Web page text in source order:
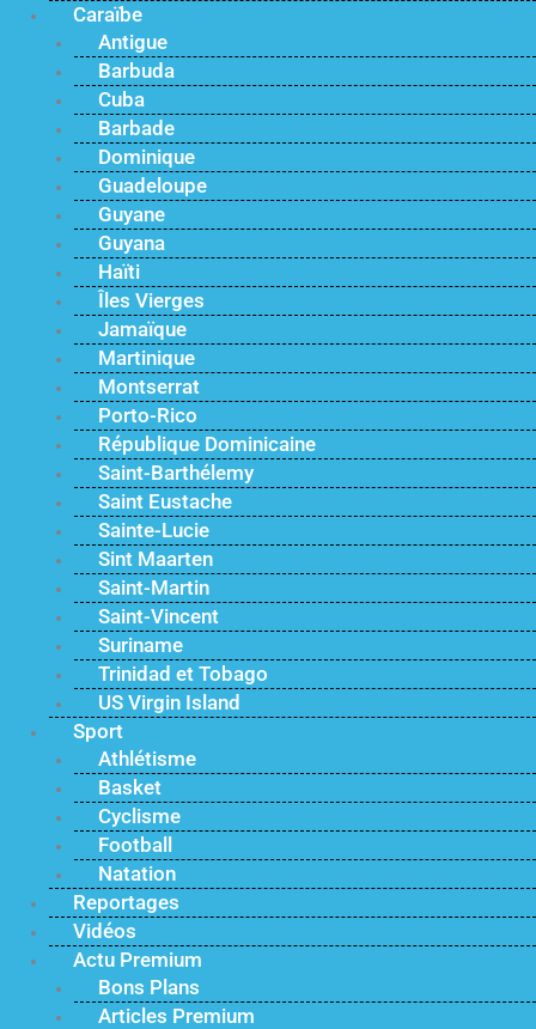
Caraïbe
Antigue
Barbuda
Cuba
Barbade
Dominique
Guadeloupe
Guyane
Guyana
Haïti
Îles Vierges
Jamaïque
Martinique
Montserrat
Porto-Rico
République Dominicaine
Saint-Barthélemy
Saint Eustache
Sainte-Lucie
Sint Maarten
Saint-Martin
Saint-Vincent
Suriname
Trinidad et Tobago
US Virgin Island
Sport
Athlétisme
Basket
Cyclisme
Football
Natation
Reportages
Vidéos
Actu Premium
Bons Plans
Articles Premium